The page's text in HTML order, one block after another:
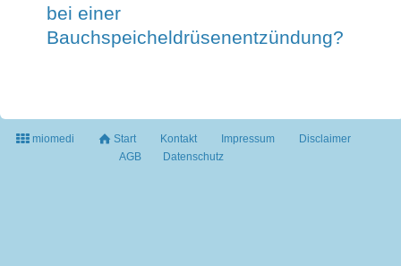
bei einer
Bauchspeicheldrüsenentzündung?
miomedi Start Kontakt Impressum
Disclaimer
AGB
Datenschutz